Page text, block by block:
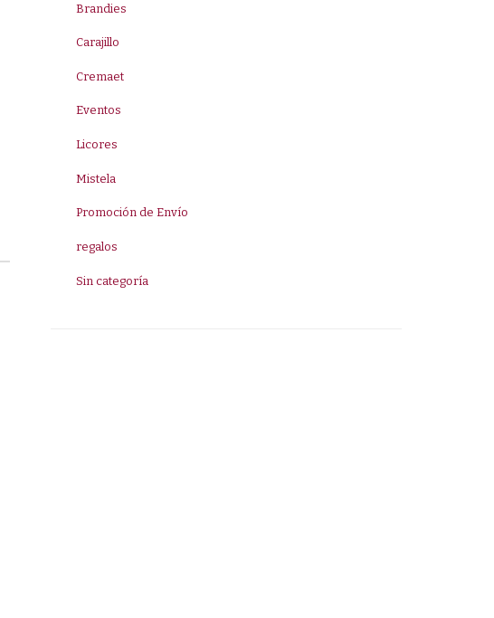
Brandies
Carajillo
Cremaet
Eventos
Licores
Mistela
Promoción de Envío
regalos
Sin categoría